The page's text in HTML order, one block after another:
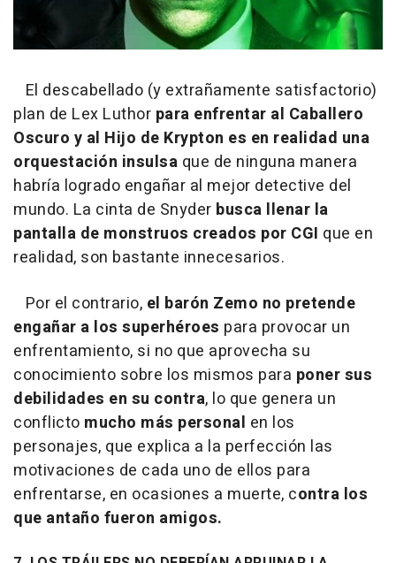
El descabellado (y extrañamente satisfactorio)
plan de Lex Luthor para enfrentar al Caballero
Oscuro y al Hijo de Krypton es en realidad una
orquestación insulsa que de ninguna manera
habría logrado engañar al mejor detective del
mundo. La cinta de Snyder busca llenar la
pantalla de monstruos creados por CGI que en
realidad, son bastante innecesarios.
Por el contrario, el barón Zemo no pretende
engañar a los superhéroes para provocar un
enfrentamiento, si no que aprovecha su
conocimiento sobre los mismos para poner sus
debilidades en su contra, lo que genera un
conflicto mucho más personal en los
personajes, que explica a la perfección las
motivaciones de cada uno de ellos para
enfrentarse, en ocasiones a muerte, contra los
que antaño fueron amigos.